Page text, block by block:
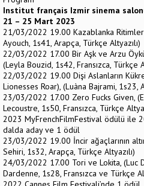
Institut français Izmir sinema
21 – 25 Mart 2023
21/03/2022 19.00 Kazablanka
Ayouch, 1s41, Arapça, Türkçe Altyazılı)
22/03/2022 17.00 Bir Aşk ve Arzu
(Leyla Bouzid, 1s42, Fransızca, Türkçe
22/03/2022 19.00 Dişi Aslanların
Lionesses Roar), (Luàna Bajrami, 1s23,
23/03/2022 17.00 Zero Fucks Given,
Lecoustre, 1s50, Fransızca, Türkçe
2023 MyFrenchFilmFestival ödülü ile
dalda aday ve 1 ödül
23/03/2022 19.00 İncir ağaçlarının
Sehiri, 1s32, Arapça, Türkçe Altyazılı)
24/03/2022 17.00 Tori ve Lokita, (Luc
Dardenne, 1s28, Fransızca ve Türkçe